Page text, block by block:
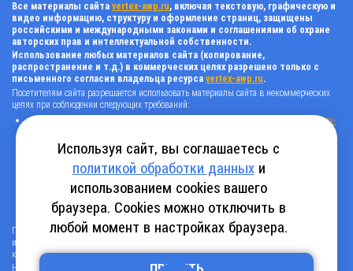
Все материалы сайта vertex-awp.ru, включая текстовую, графическую и
видео информацию, структуру и оформление страниц, защищены
российскими и международными законами и соглашениями об охране
авторских прав и интеллектуальной собственности.
Использование любых материалов сайта (копирование,
распространение и т.д.) в коммерческих целях разрешено только с
письменного согласия владельца ресурса vertex-awp.ru.
Посетителям сайта разрешается использовать материалы сайта в некоммерческих
целях при соблюдении следующих требований:
поставить прямую активную гиперссылку на оригинал в виде: «источник
vertex-
системами, т.е. запрещено применять «noindex», «nofollow» и любые другие
способы, нельзя использовать редирект в ссылках;
все ссылки, имеющиеся в тексте материала, должны оставаться в неизменном
виде и быть прямыми и активными;
в случае регулярного использования материалов сайтаvertex-awp.ru
активная ссылка на ресурс должна быть размещена на главной странице вашего
сайта (в любом видимом месте).
Посетителям сайта разрешается копировать/скачивать только следующую
информацию: бланки, анкеты, каталоги, промокоды на скидки, адреса офисов,
контактные телефоны и контактную информацию.
Нарушение вышеуказанных положений является нарушением авторских прав и
Используя сайт, вы соглашаетесь с
политикой обработки данныхи
использованием cookies вашего
браузера. Cookies можно отключить в
любой момент в настройках браузера.